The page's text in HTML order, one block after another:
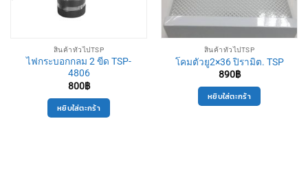
สินค้าทั่วไปTSP
ไฟกระบอกกลม 2 ขีด TSP-
4806
800฿
หยิบใส่ตะกร้า
สินค้าทั่วไปTSP
โคมตัวยู2×36 ปิรามิต. TSP
890฿
หยิบใส่ตะกร้า